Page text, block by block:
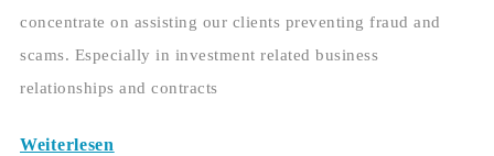
concentrate on assisting our clients preventing fraud and
scams. Especially in investment related business
relationships and contracts
Weiterlesen